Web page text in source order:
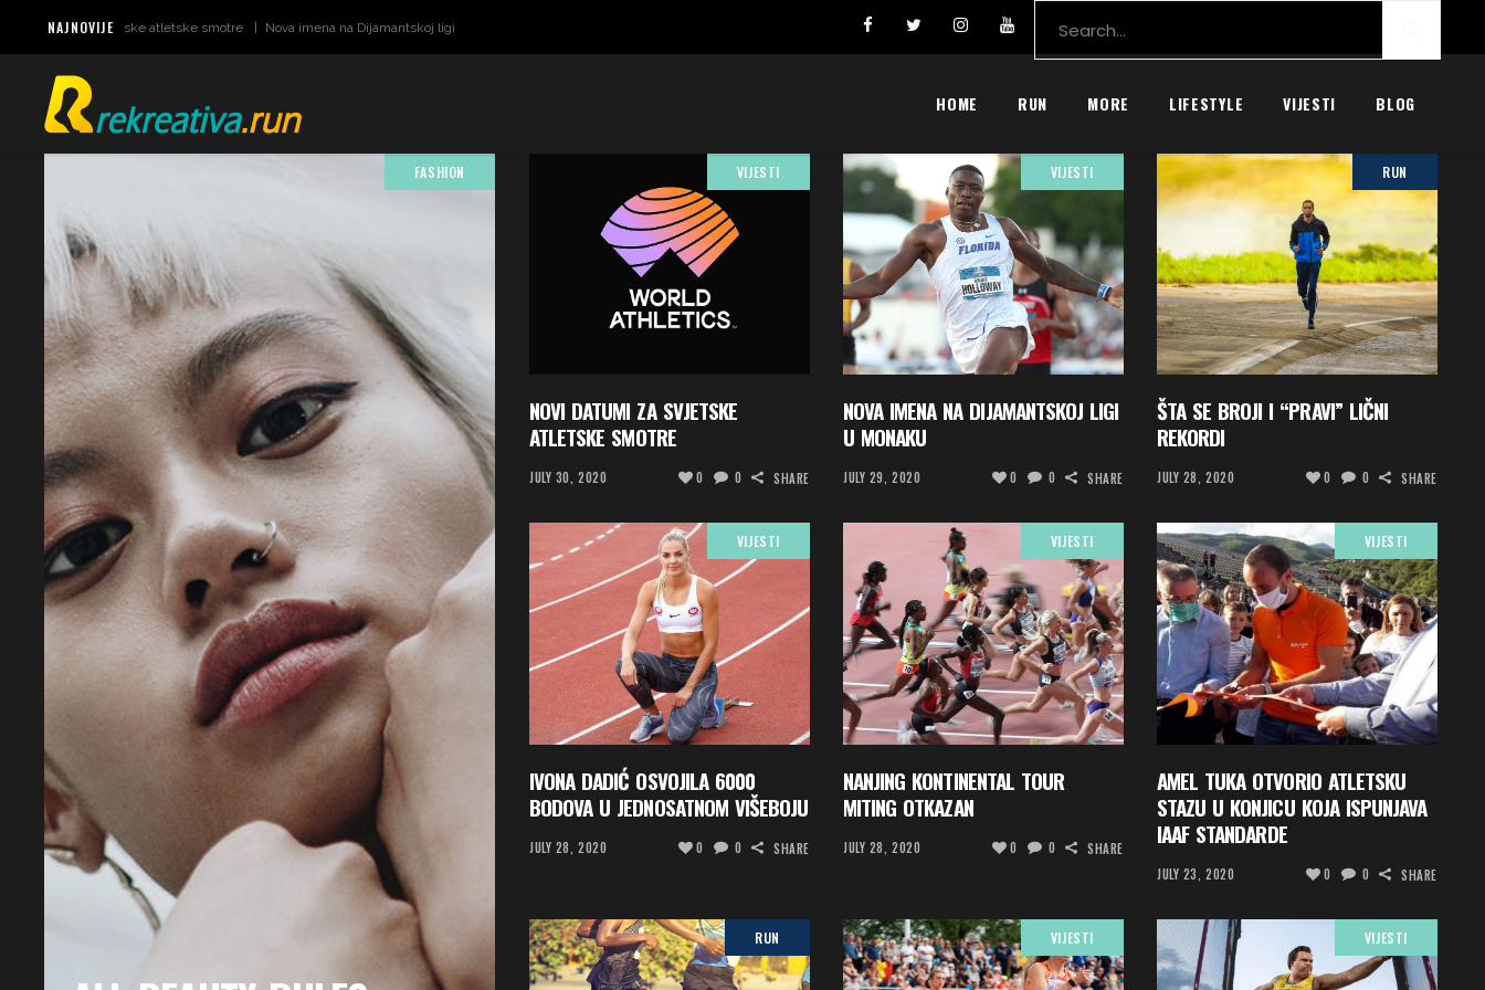
NAJNOVIJE
za svjetske atletske smotre Nova imena na Dijamantskoj ligi u Monaku Ivona Dadić osvojila 6000 bodova u jednosatnom višeboju Nanjing Kontinental Tour Miting otkazan
HOME RUN MORE LIFESTYLE VIJESTI BLOG
FASHION VIJESTI
NOVI DATUMI ZA SVJETSKE
ATLETSKE SMOTRE
JULY 30, 2020 0 0 SHARE
VIJESTI
NOVA IMENA NA DIJAMANTSKOJ LIGI
U MONAKU
JULY 29, 2020 0 0 SHARE
RUN
ŠTA SE BROJI I “PRAVI” LIČNI
REKORDI
JULY 28, 2020 0 0 SHARE
VIJESTI
IVONA DADIĆ OSVOJILA 6000
BODOVA U JEDNOSATNOM VIŠEBOJU
JULY 28, 2020 0 0 SHARE
VIJESTI
NANJING KONTINENTAL TOUR
MITING OTKAZAN
JULY 28, 2020 0 0 SHARE
VIJESTI
AMEL TUKA OTVORIO ATLETSKU
STAZU U KONJICU KOJA ISPUNJAVA
IAAF STANDARDE
JULY 23, 2020 0 0 SHARE
RUN VIJESTI VIJESTI